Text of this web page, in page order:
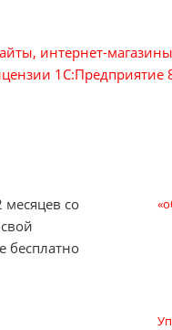
интернет-
1C:Предприятие
со
бесплатно